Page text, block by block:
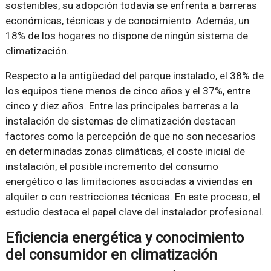
sostenibles, su adopción todavía se enfrenta a barreras
económicas, técnicas y de conocimiento. Además, un
18% de los hogares no dispone de ningún sistema de
climatización.
Respecto a la antigüedad del parque instalado, el 38% de
los equipos tiene menos de cinco años y el 37%, entre
cinco y diez años. Entre las principales barreras a la
instalación de sistemas de climatización destacan
factores como la percepción de que no son necesarios
en determinadas zonas climáticas, el coste inicial de
instalación, el posible incremento del consumo
energético o las limitaciones asociadas a viviendas en
alquiler o con restricciones técnicas. En este proceso, el
estudio destaca el papel clave del instalador profesional.
Eficiencia energética y conocimiento
del consumidor en climatización